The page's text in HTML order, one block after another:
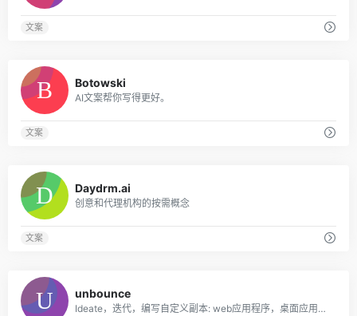
文案
Botowski
AI文案帮你写得更好。
文案
Daydrm.ai
创意和代理机构的按需概念
文案
unbounce
Ideate，迭代，编写自定义副本: web应用程序，桌面应用程序，Chrome扩展。